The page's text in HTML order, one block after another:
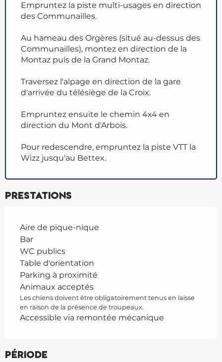
Empruntez la piste multi-usages en direction
des Communailles.
Au hameau des Orgères (situé au-dessus des
Communailles), montez en direction de la
Montaz puis de la Grand Montaz.
Traversez l'alpage en direction de la gare
d'arrivée du télésiège de la Croix.
Empruntez ensuite le chemin 4x4 en
direction du Mont d'Arbois.
Pour redescendre, empruntez la piste VTT la
Wizz jusqu'au Bettex.
Prestations
Aire de pique-nique
Bar
WC publics
Table d'orientation
Parking à proximité
Animaux acceptés
Les chiens doivent être obligatoirement tenus en laisse
en raison de la présence de troupeaux.
Accessible via remontée mécanique
Période